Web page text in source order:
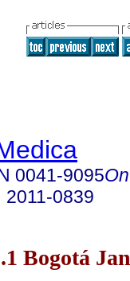
0041-9095
2011-0839
Bogotá